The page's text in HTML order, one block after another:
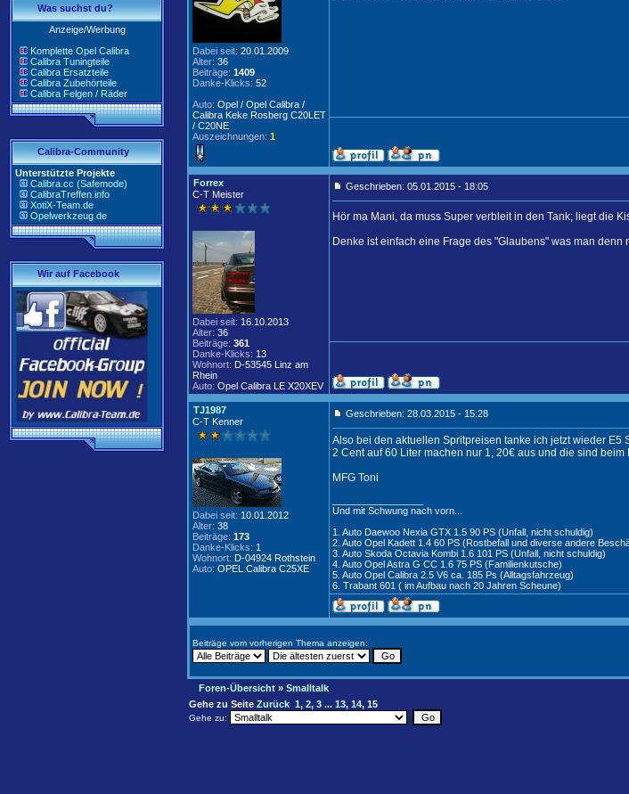
Was suchst du?
Anzeige/Werbung
Komplette Opel Calibra
Calibra Tuningteile
Calibra Ersatzteile
Calibra Zubehörteile
Calibra Felgen / Räder
Calibra-Community
Unterstützte Projekte
Calibra.cc (Safemode)
CalibraTreffen.info
XotiX-Team.de
Opelwerkzeug.de
Wir auf Facebook
Dabei seit: 20.01.2009
Alter: 36
Beiträge: 1409
Danke-Klicks: 52
Auto: Opel / Opel Calibra /
Calibra Keke Rosberg C20LET
/ C20NE
Auszeichnungen: 1
Forrex
C-T Meister
Dabei seit: 16.10.2013
Alter: 36
Beiträge: 361
Danke-Klicks: 13
Wohnort: D-53545 Linz am
Rhein
Auto: Opel Calibra LE X20XEV
Geschrieben: 05.01.2015 - 18:05
Hör ma Mani, da muss Super verbleit in den Tank; liegt die
Denke ist einfach eine Frage des "Glaubens" was man
TJ1987
C-T Kenner
Dabei seit: 10.01.2012
Alter: 38
Beiträge: 173
Danke-Klicks: 1
Wohnort: D-04924 Rothstein
Auto: OPEL Calibra C25XE
Geschrieben: 28.03.2015 - 15:28
Also bei den aktuellen Spritpreisen tanke ich jetzt wieder E5
2 Cent auf 60 Liter machen nur 1, 20€ aus und die sind
MFG Toni
Und mit Schwung nach vorn...
1. Auto Daewoo Nexia GTX 1.5 90 PS (Unfall, nicht schuldig)
2. Auto Opel Kadett 1.4 60 PS (Rostbefall und diverse andere
3. Auto Skoda Octavia Kombi 1.6 101 PS (Unfall, nicht schuldig)
4. Auto Opel Astra G CC 1.6 75 PS (Familienkutsche)
5. Auto Opel Calibra 2.5 V6 ca. 185 Ps (Alltagsfahrzeug)
6. Trabant 601 ( im Aufbau nach 20 Jahren Scheune)
Beiträge vom vorherigen Thema anzeigen:
Foren-Übersicht » Smalltalk
Gehe zu Seite Zurück 1, 2, 3 ... 13, 14, 15
Gehe zu: